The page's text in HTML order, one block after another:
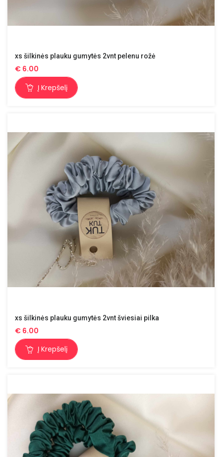
xs šilkinės plauku gumytės 2vnt pelenu rožė
€ 6.00
Į Krepšelį
xs šilkinės plauku gumytės 2vnt šviesiai pilka
€ 6.00
Į Krepšelį